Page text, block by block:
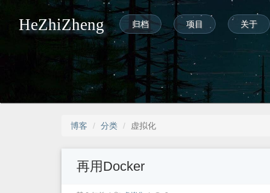
HeZhiZheng 归档 项目 关于
博客 分类 虚拟化
再用Docker